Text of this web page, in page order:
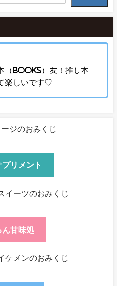
（Books）友！推し本
楽しいです♡
ジのおみくじ
リメント
イーツのおみくじ
ん甘味処
ケメンのおみくじ